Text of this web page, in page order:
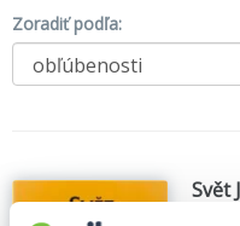
Zoradiť podľa:
Svět